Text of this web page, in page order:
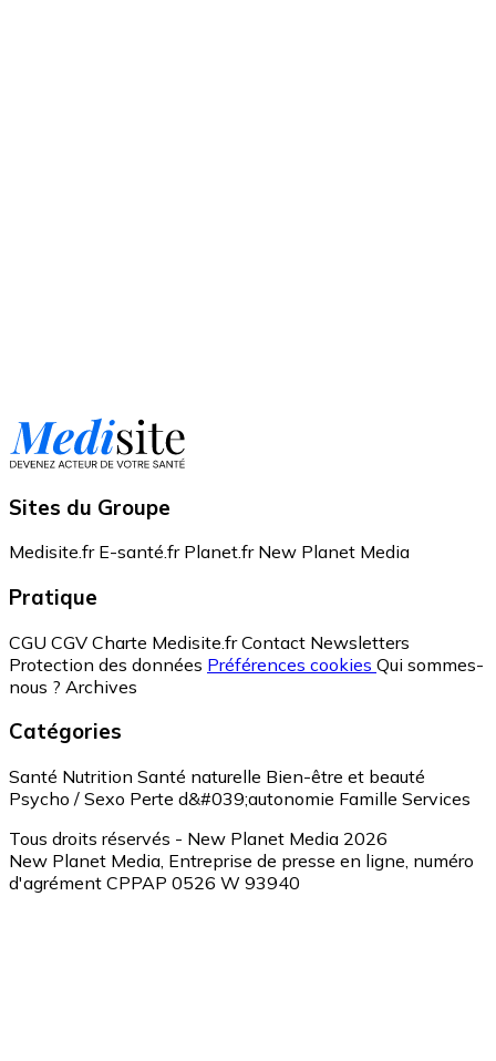
Sites du Groupe
Medisite.fr E-santé.fr Planet.fr New Planet Media
Pratique
CGU CGV Charte Medisite.fr Contact Newsletters
Protection des données Préférences cookies Qui sommes-
nous ? Archives
Catégories
Santé Nutrition Santé naturelle Bien-être et beauté
Psycho / Sexo Perte d&#039;autonomie Famille Services
Tous droits réservés - New Planet Media 2026
New Planet Media, Entreprise de presse en ligne, numéro
d'agrément CPPAP 0526 W 93940